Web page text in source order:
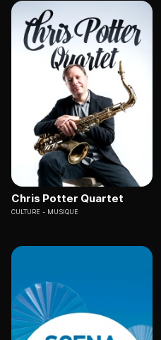
Chris Potter Quartet
CULTURE MUSIQUE